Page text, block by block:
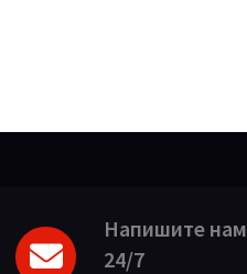
Напишите нам
24/7